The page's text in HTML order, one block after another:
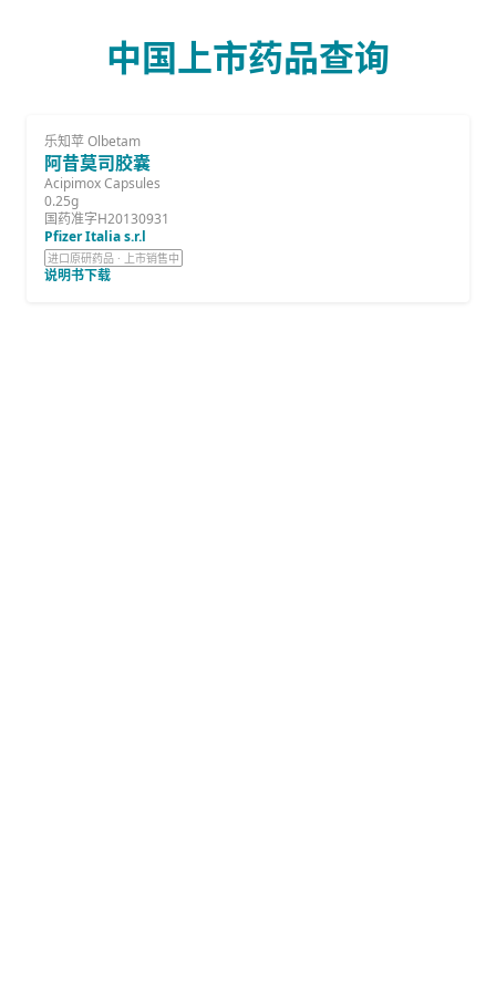
中国上市药品查询
乐知苹 Olbetam
阿昔莫司胶囊
Acipimox Capsules
0.25g
国药准字H20130931
Pfizer Italia s.r.l
进口原研药品 · 上市销售中
说明书下载